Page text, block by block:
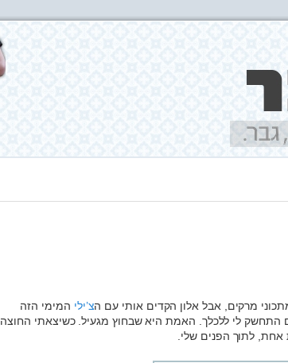
מרקים, אבל אלון הקדים אותי עם הצ’ילי המימי הזה
לי ללכלך. האמת היא שבחוץ מגעיל. כשיצאתי החוצה